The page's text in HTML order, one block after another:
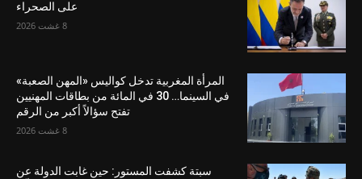
على الصحراء
8 غشت 2026
المرأة المغربية تدخل كواليس «المهن الصعبة»
في السينما… 30 في المائة من بطاقات المهنيين
تفتح سؤالاً أكبر من الرقم
8 غشت 2026
سبتة كشفت المستور: حين غابت الدولة عن